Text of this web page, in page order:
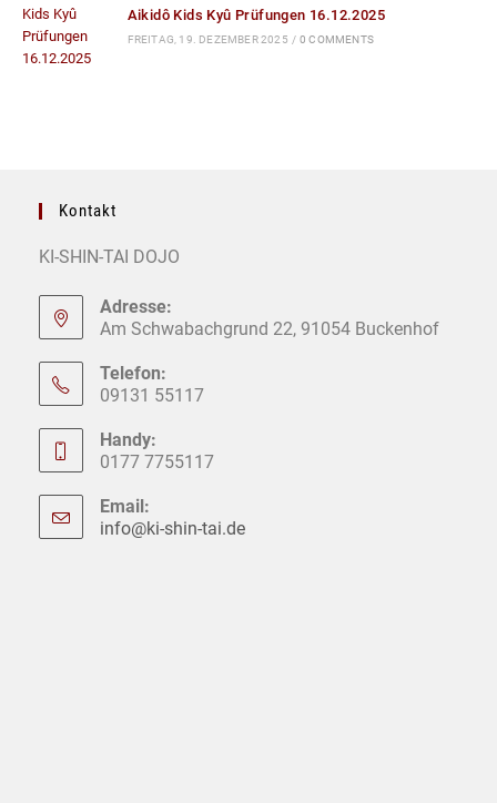
Aikidô Kids Kyû Prüfungen 16.12.2025
FREITAG, 19. DEZEMBER 2025 / 0 COMMENTS
Kontakt
KI-SHIN-TAI DOJO
Adresse:
Am Schwabachgrund 22, 91054 Buckenhof
Telefon:
09131 55117
Handy:
0177 7755117
Email:
info@ki-shin-tai.deOpens